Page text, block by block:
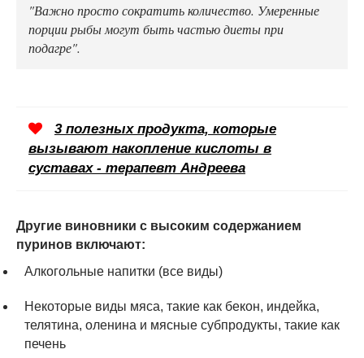
"Важно просто сократить количество. Умеренные
порции рыбы могут быть частью диеты при
подагре".
3 полезных продукта, которые
вызывают накопление кислоты в
суставах - терапевт Андреева
Другие виновники с высоким содержанием
пуринов включают:
Алкогольные напитки (все виды)
Некоторые виды мяса, такие как бекон, индейка,
телятина, оленина и мясные субпродукты, такие как
печень